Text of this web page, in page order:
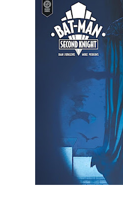
que Thomas connaissait et appréciait
ne connaissait pas, habitée par la
une ville pleine de mystères et de vieilles